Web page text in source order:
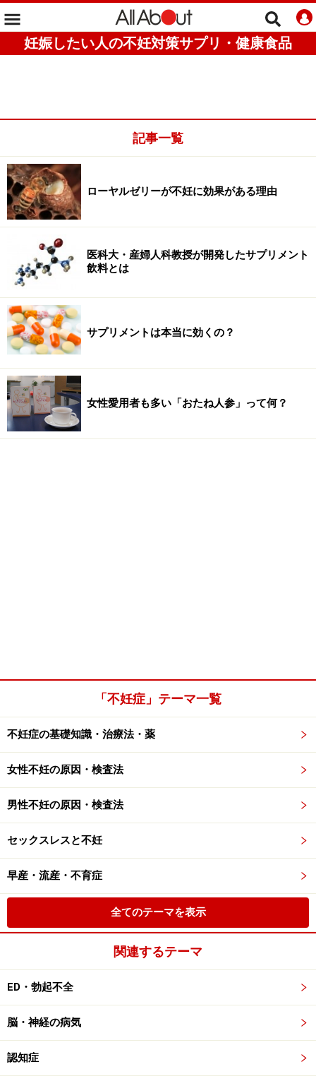
妊娠したい人の不妊対策サプリ・健康食品
記事一覧
ローヤルゼリーが不妊に効果がある理由
医科大・産婦人科教授が開発したサプリメント
飲料とは
サプリメントは本当に効くの？
女性愛用者も多い「おたね人参」って何？
「不妊症」テーマ一覧
不妊症の基礎知識・治療法・薬
女性不妊の原因・検査法
男性不妊の原因・検査法
セックスレスと不妊
早産・流産・不育症
全てのテーマを表示
関連するテーマ
ED・勃起不全
脳・神経の病気
認知症